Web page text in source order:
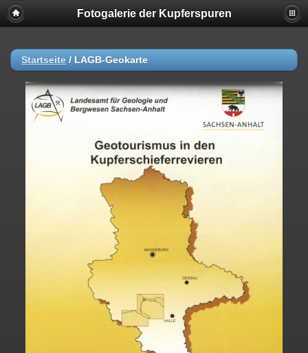
Fotogalerie der Kupferspuren
Startseite / LAGB-Geokarte